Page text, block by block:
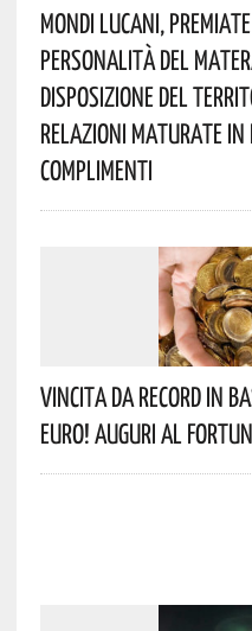
Mondi Lucani,
Personalità Del
Disposizione Del
Relazioni Maturate
Complimenti
Vincita Da Record In
Euro! Auguri Al